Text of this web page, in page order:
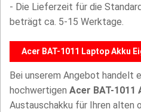
- Die Lieferzeit für die
beträgt ca. 5-15 Werktage.
Acer BAT-1011 Laptop Akku
Bei unserem Angebot handelt
hochwertigen Acer BAT-1011
Austauschakku für Ihren alten